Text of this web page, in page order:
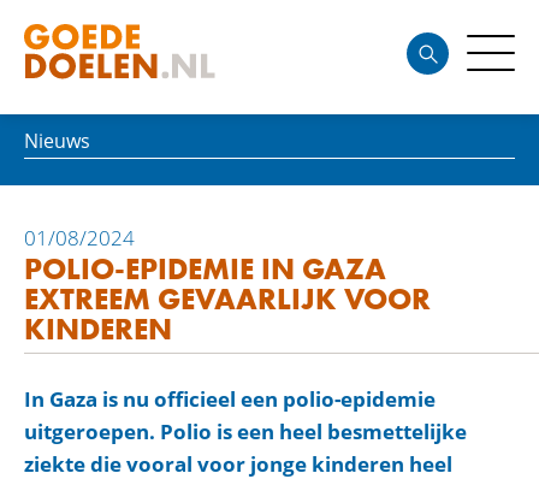
Nieuws
01/08/2024
POLIO-EPIDEMIE IN GAZA
EXTREEM GEVAARLIJK VOOR
KINDEREN
In Gaza is nu officieel een polio-epidemie
uitgeroepen. Polio is een heel besmettelijke
ziekte die vooral voor jonge kinderen heel